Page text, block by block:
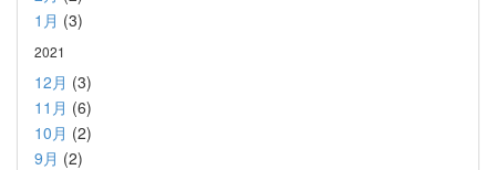
1月 (3)
2021
12月 (3)
11月 (6)
10月 (2)
9月 (2)